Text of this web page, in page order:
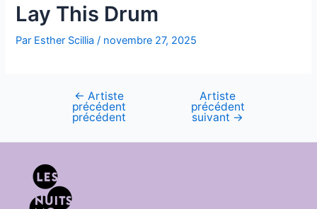
Lay This Drum
Par Esther Scillia / novembre 27, 2025
← Artiste
précédent
précédent
Artiste
précédent
suivant →